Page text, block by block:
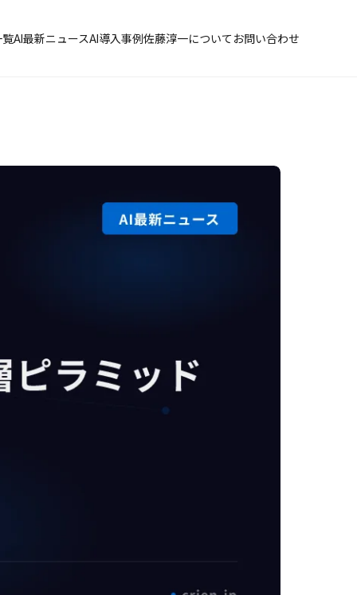
覧AI最新ニュースAI導入事例佐藤淳一について お問い合わせ